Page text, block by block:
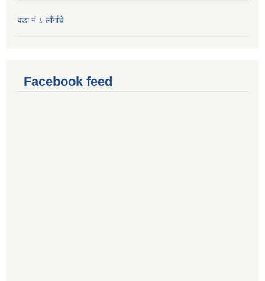
वडा नं ८ लाँर्गाचे
Facebook feed